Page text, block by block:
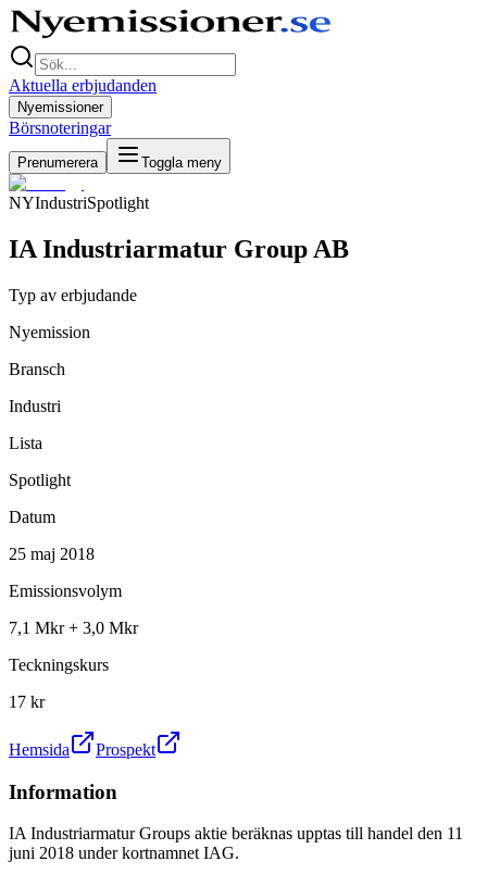
Aktuella erbjudanden
Nyemissioner
Börsnoteringar
Prenumerera Toggla meny
NYIndustriSpotlight
IA Industriarmatur Group AB
Typ av erbjudande
Nyemission
Bransch
Industri
Lista
Spotlight
Datum
25 maj 2018
Emissionsvolym
7,1 Mkr + 3,0 Mkr
Teckningskurs
17 kr
Hemsida Prospekt
Information
IA Industriarmatur Groups aktie beräknas upptas till handel den 11
juni 2018 under kortnamnet IAG.